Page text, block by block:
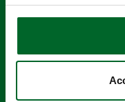
questa pagina?